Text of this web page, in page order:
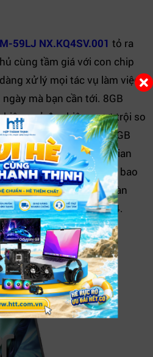
59LJ NX.KQ4SV.001 tỏ ra
cùng tầm giá với con chip
xử lý mọi tác vụ làm việc
mà bạn cần tới. 8GB
hiệu quả đa nhiệm vượt trội so
dung lượng lớn 512GB
đọc ghi siêu cao, thời gian
nên nhanh chóng hơn bao
trữ nhiều hơn, bạn hoàn
tối đa 2TB PCIe Gen 4.